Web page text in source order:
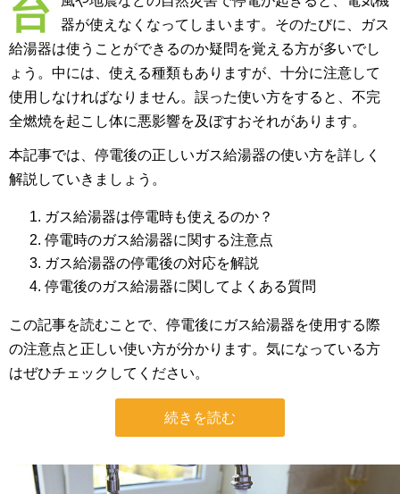
台
器が使えなくなってしまいます。そのたびに、ガス
給湯器は使うことができるのか疑問を覚える方が多いでし
ょう。中には、使える種類もありますが、十分に注意して
使用しなければなりません。誤った使い方をすると、不完
全燃焼を起こし体に悪影響を及ぼすおそれがあります。
本記事では、停電後の正しいガス給湯器の使い方を詳しく
解説していきましょう。
ガス給湯器は停電時も使えるのか？
停電時のガス給湯器に関する注意点
ガス給湯器の停電後の対応を解説
停電後のガス給湯器に関してよくある質問
この記事を読むことで、停電後にガス給湯器を使用する際
の注意点と正しい使い方が分かります。気になっている方
はぜひチェックしてください。
続きを読む